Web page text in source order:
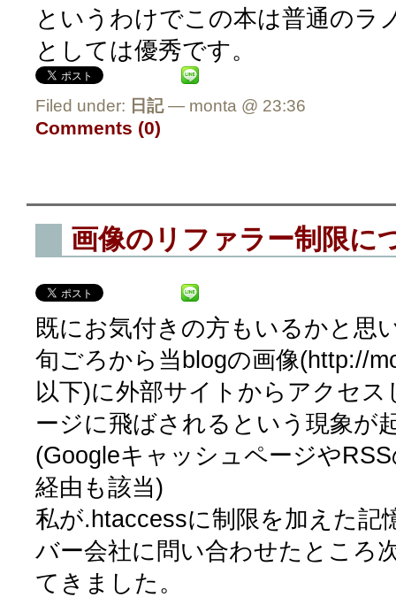
というわけでこの本は普通のラ
としては優秀です。
Filed under: 日記— monta @ 23:36
Comments (0)
画像のリファラー制限に
既にお気付きの方もいるかと思
旬ごろから当blogの画像(http://
以下)に外部サイトからアクセ
ージに飛ばされるという現象が
(Googleキャッシュページや
経由も該当)
私が.htaccessに制限を加えた記
バー会社に問い合わせたところ
てきました。